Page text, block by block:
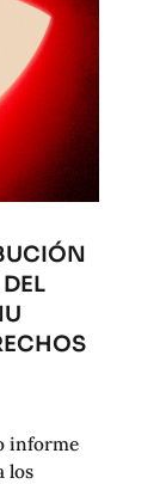
informe
los